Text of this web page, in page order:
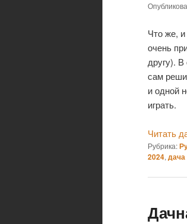
Что же, и
очень
другу).
сам
и одной
играть.
Читать
Рубрика:
2024, дача